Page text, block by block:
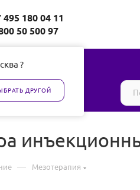
?
ДРУГОЙ
495 180 04 11
50 500 97
— Мезотерапия